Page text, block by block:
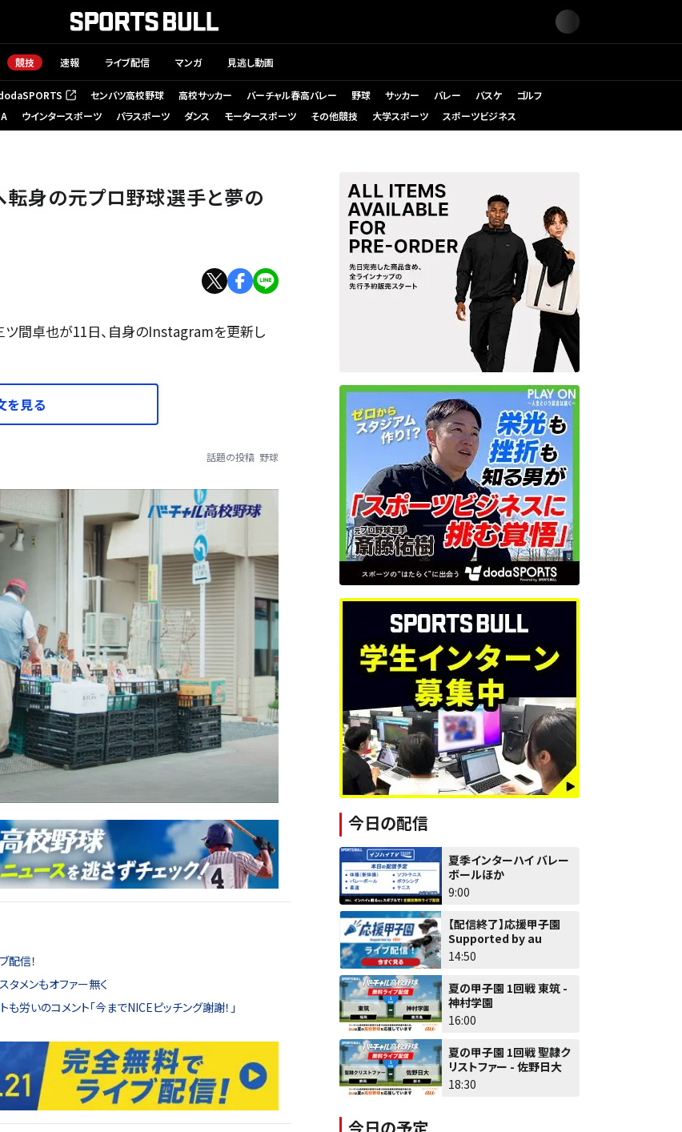
競技 速報 ライブ配信 マンガ 見逃し動画
新しいタブで開く） センバツ高校野球 高校サッカー バーチャル春高バレー 野球 サッカー バレー バスケ
ゴルフ
ウインタースポーツ パラスポーツ ダンス モータースポーツ その他競技 大学スポーツ スポーツビジネス
転身の元プロ野球選手と夢の
間卓也が11日、自身のInstagramを更新し
を見る
話題の投稿 野球
配信！
メンもオファー無く
いのコメント「今までNICEピッチング謝謝！」
今日の配信
夏季インターハイ バレー
ボールほか
9:00
【配信終了】応援甲子園
Supported by au
14:50
夏の甲子園 1回戦 東筑 -
神村学園
16:00
夏の甲子園 1回戦 聖隷ク
リストファー - 佐野日大
18:30
今日の予定